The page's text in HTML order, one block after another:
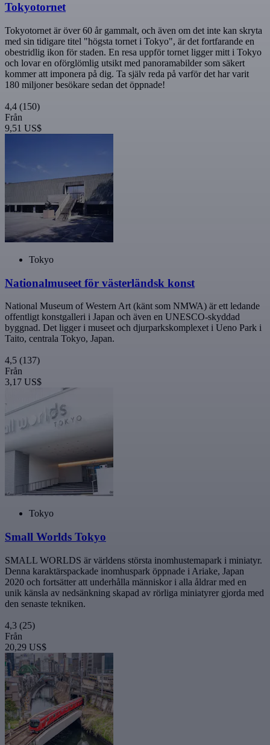
Tokyotornet
Tokyotornet är över 60 år gammalt, och även om det inte kan skryta
med sin tidigare titel "högsta tornet i Tokyo", är det fortfarande en
obestridlig ikon för staden. En resa uppför tornet ligger mitt i Tokyo
och lovar en oförglömlig utsikt med panoramabilder som säkert
kommer att imponera på dig. Ta själv reda på varför det har varit
180 miljoner besökare sedan det öppnade!
4,4 (150)
Från
9,51 US$
Tokyo
Nationalmuseet för västerländsk konst
National Museum of Western Art (känt som NMWA) är ett ledande
offentligt konstgalleri i Japan och även en UNESCO-skyddad
byggnad. Det ligger i museet och djurparkskomplexet i Ueno Park i
Taito, centrala Tokyo, Japan.
4,5 (137)
Från
3,17 US$
Tokyo
Small Worlds Tokyo
SMALL WORLDS är världens största inomhustemapark i miniatyr.
Denna karaktärspackade inomhuspark öppnade i Ariake, Japan
2020 och fortsätter att underhålla människor i alla åldrar med en
unik känsla av nedsänkning skapad av rörliga miniatyrer gjorda med
den senaste tekniken.
4,3 (25)
Från
20,29 US$